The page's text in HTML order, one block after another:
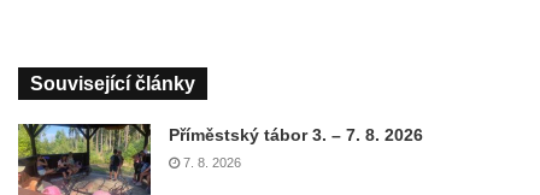
Související články
Příměstský tábor 3. – 7. 8. 2026
7. 8. 2026